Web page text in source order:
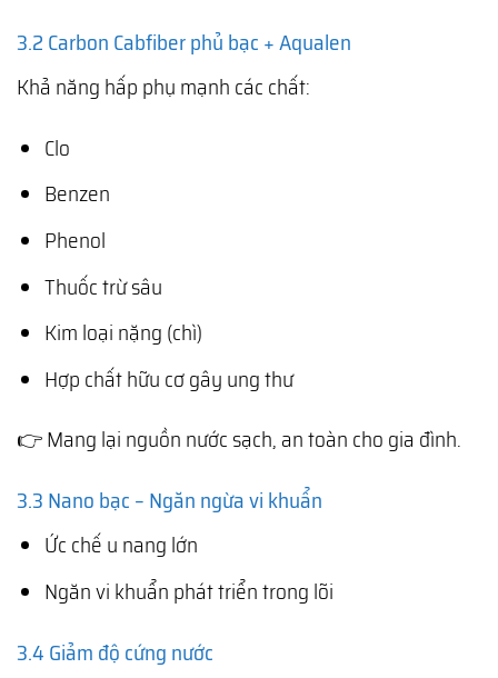
3.2 Carbon Cabfiber phủ bạc + Aqualen
Khả năng hấp phụ mạnh các chất:
Clo
Benzen
Phenol
Thuốc trừ sâu
Kim loại nặng (chì)
Hợp chất hữu cơ gây ung thư
👉 Mang lại nguồn nước sạch, an toàn cho gia đình.
3.3 Nano bạc – Ngăn ngừa vi khuẩn
Ức chế u nang lớn
Ngăn vi khuẩn phát triển trong lõi
3.4 Giảm độ cứng nước